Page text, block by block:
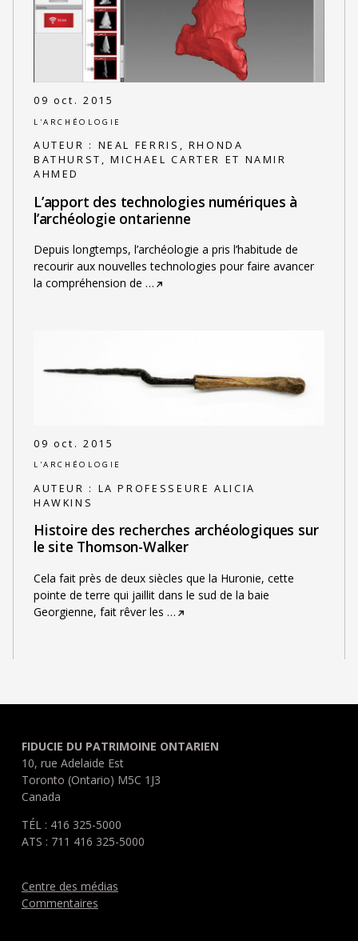
09 oct. 2015
L'ARCHÉOLOGIE
AUTEUR : NEAL FERRIS, RHONDA
BATHURST, MICHAEL CARTER ET NAMIR
AHMED
L’apport des technologies numériques à
l’archéologie ontarienne
Depuis longtemps, l’archéologie a pris l’habitude de
recourir aux nouvelles technologies pour faire avancer
la compréhension de …
09 oct. 2015
L'ARCHÉOLOGIE
AUTEUR : LA PROFESSEURE ALICIA
HAWKINS
Histoire des recherches archéologiques sur
le site Thomson-Walker
Cela fait près de deux siècles que la Huronie, cette
pointe de terre qui jaillit dans le sud de la baie
Georgienne, fait rêver les …
FIDUCIE DU PATRIMOINE ONTARIEN
10, rue Adelaide Est
Toronto (Ontario) M5C 1J3
Canada
TÉL : 416 325-5000
ATS : 711 416 325-5000
Centre des médias
Commentaires